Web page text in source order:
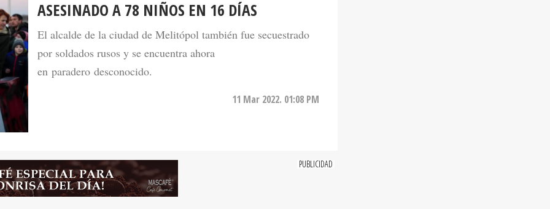
El alcalde de la ciudad de Melitópol también fue secuestrado
por soldados rusos y se encuentra ahora
en paradero desconocido.